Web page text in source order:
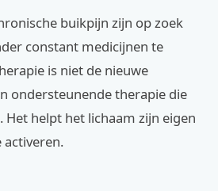
buikpijn zijn op zoek
constant medicijnen te
is niet de nieuwe
ondersteunende therapie die
Het helpt het lichaam zijn eigen
activeren.